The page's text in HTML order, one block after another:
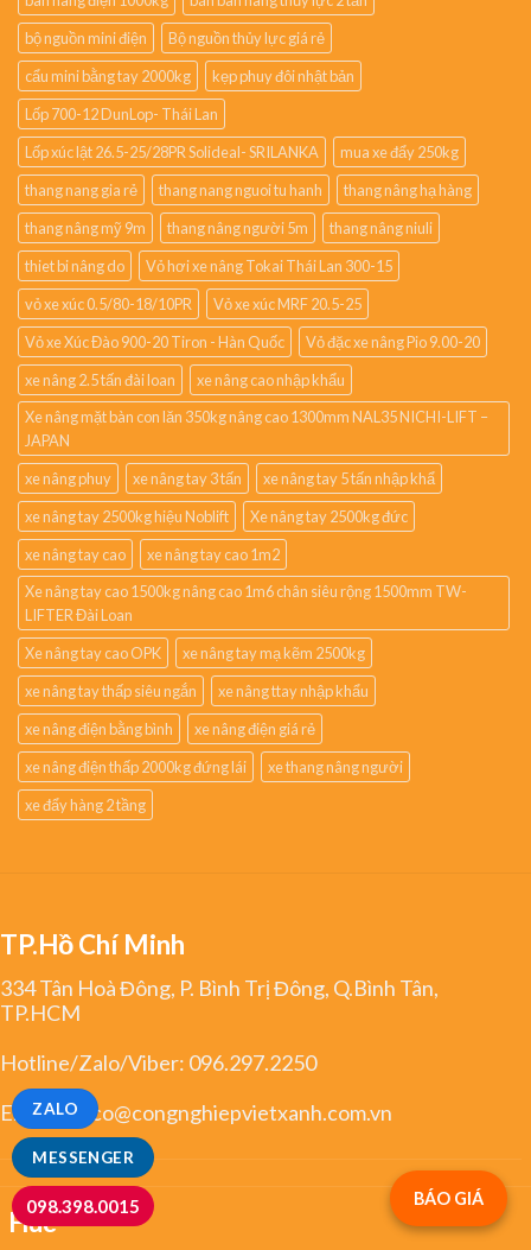
MESSENGER
ZALO
098.398.0015
bộ nguồn mini điện
Bộ nguồn thủy lực giá rẻ
cẩu mini bằng tay 2000kg
kẹp phuy đôi nhật bản
Lốp 700-12 DunLop- Thái Lan
Lốp xúc lật 26.5-25/28PR Solideal- SRILANKA
mua xe đẩy 250kg
thang nang gia rẻ
thang nang nguoi tu hanh
thang nâng hạ hàng
thang nâng mỹ 9m
thang nâng người 5m
thang nâng niuli
thiet bi nâng do
Vỏ hơi xe nâng Tokai Thái Lan 300-15
vỏ xe xúc 0.5/80-18/10PR
Vỏ xe xúc MRF 20.5-25
Vỏ xe Xúc Đào 900-20 Tiron - Hàn Quốc
Vỏ đặc xe nâng Pio 9.00-20
xe nâng 2.5 tấn đài loan
xe nâng cao nhập khẩu
Xe nâng mặt bàn con lăn 350kg nâng cao 1300mm NAL35 NICHI-LIFT –
JAPAN
xe nâng phuy
xe nâng tay 3 tấn
xe nâng tay 5 tấn nhập khẩ
xe nâng tay 2500kg hiệu Noblift
Xe nâng tay 2500kg đức
xe nâng tay cao
xe nâng tay cao 1m2
Xe nâng tay cao 1500kg nâng cao 1m6 chân siêu rộng 1500mm TW-
LIFTER Đài Loan
Xe nâng tay cao OPK
xe nâng tay mạ kẽm 2500kg
xe nâng tay thấp siêu ngắn
xe nâng ttay nhập khẩu
xe nâng điện bằng bình
xe nâng điện giá rẻ
xe nâng điện thấp 2000kg đứng lái
xe thang nâng người
xe đẩy hàng 2 tầng
TP.Hồ Chí Minh
334 Tân Hoà Đông, P. Bình Trị Đông, Q.Bình Tân,
TP.HCM
Hotline/Zalo/Viber: 096.297.2250
Email:greco@congnghiepvietxanh.com.vn
Huế
BÁO GIÁ